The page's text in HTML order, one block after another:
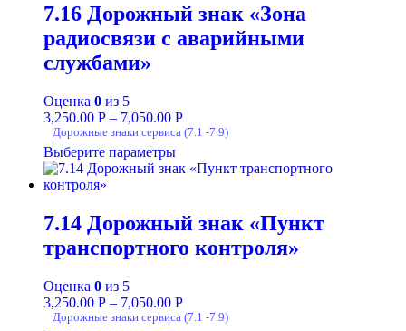
7.16 Дорожный знак «Зона
радиосвязи с аварийными
службами»
Оценка 0 из 5
3,250.00 Р – 7,050.00 Р
Дорожные знаки сервиса (7.1 -7.9)
Выберите параметры
7.14 Дорожный знак «Пункт
транспортного контроля»
Оценка 0 из 5
3,250.00 Р – 7,050.00 Р
Дорожные знаки сервиса (7.1 -7.9)